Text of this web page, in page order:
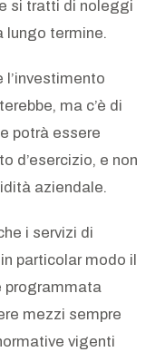
si tratti di noleggi
lungo termine.
ma c’è di
potrà essere
d’esercizio, e non
aziendale.
i servizi di
particolar modo il
programmata
mezzi sempre
vigenti